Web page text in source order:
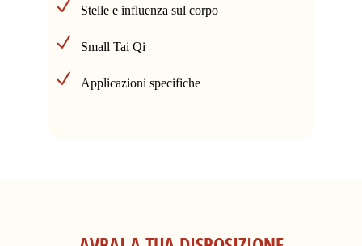
Stelle e influenza sul corpo
Small Tai Qi
Applicazioni specifiche